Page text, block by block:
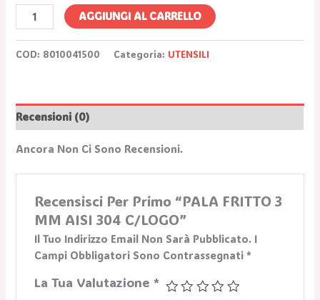
AGGIUNGI AL CARRELLO
COD: 8010041500 Categoria: UTENSILI
Recensioni (0)
Ancora Non Ci Sono Recensioni.
Recensisci Per Primo “PALA FRITTO 3
MM AISI 304 C/LOGO”
Il Tuo Indirizzo Email Non Sarà Pubblicato. I
Campi Obbligatori Sono Contrassegnati *
La Tua Valutazione *